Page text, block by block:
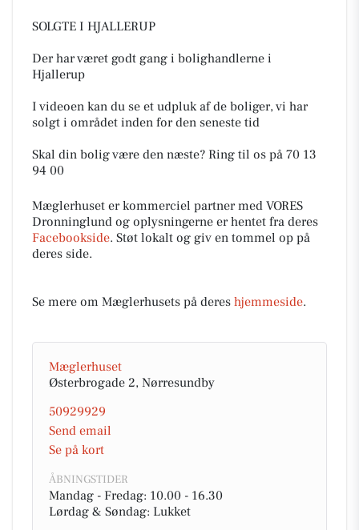
SOLGTE I HJALLERUP
Der har været godt gang i bolighandlerne i
Hjallerup
I videoen kan du se et udpluk af de boliger, vi har
solgt i området inden for den seneste tid
Skal din bolig være den næste? Ring til os på 70 13
94 00
Mæglerhuset er kommerciel partner med VORES
Dronninglund og oplysningerne er hentet fra deres
Facebookside. Støt lokalt og giv en tommel op på
deres side.
Se mere om Mæglerhusets på deres hjemmeside.
Mæglerhuset
Østerbrogade 2, Nørresundby
50929929
Send email
Se på kort
ÅBNINGSTIDER
Mandag - Fredag: 10.00 - 16.30
Lørdag & Søndag: Lukket